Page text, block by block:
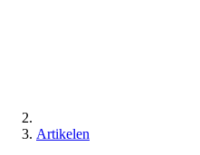
Artikelen